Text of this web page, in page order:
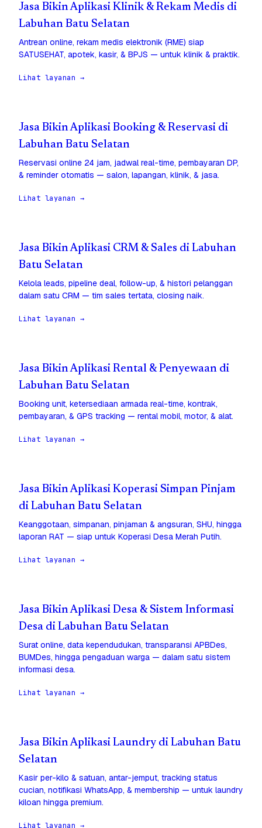
Jasa Bikin Aplikasi Klinik & Rekam Medis di
Labuhan Batu Selatan
Antrean online, rekam medis elektronik (RME) siap
SATUSEHAT, apotek, kasir, & BPJS — untuk klinik & praktik.
Lihat layanan →
Jasa Bikin Aplikasi Booking & Reservasi di
Labuhan Batu Selatan
Reservasi online 24 jam, jadwal real-time, pembayaran DP,
& reminder otomatis — salon, lapangan, klinik, & jasa.
Lihat layanan →
Jasa Bikin Aplikasi CRM & Sales di Labuhan
Batu Selatan
Kelola leads, pipeline deal, follow-up, & histori pelanggan
dalam satu CRM — tim sales tertata, closing naik.
Lihat layanan →
Jasa Bikin Aplikasi Rental & Penyewaan di
Labuhan Batu Selatan
Booking unit, ketersediaan armada real-time, kontrak,
pembayaran, & GPS tracking — rental mobil, motor, & alat.
Lihat layanan →
Jasa Bikin Aplikasi Koperasi Simpan Pinjam
di Labuhan Batu Selatan
Keanggotaan, simpanan, pinjaman & angsuran, SHU, hingga
laporan RAT — siap untuk Koperasi Desa Merah Putih.
Lihat layanan →
Jasa Bikin Aplikasi Desa & Sistem Informasi
Desa di Labuhan Batu Selatan
Surat online, data kependudukan, transparansi APBDes,
BUMDes, hingga pengaduan warga — dalam satu sistem
informasi desa.
Lihat layanan →
Jasa Bikin Aplikasi Laundry di Labuhan Batu
Selatan
Kasir per-kilo & satuan, antar-jemput, tracking status
cucian, notifikasi WhatsApp, & membership — untuk laundry
kiloan hingga premium.
Lihat layanan →